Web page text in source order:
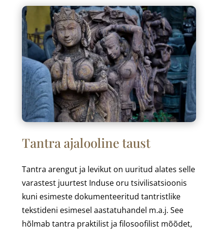
Tantra ajalooline taust
Tantra arengut ja levikut on uuritud alates selle
varastest juurtest Induse oru tsivilisatsioonis
kuni esimeste dokumenteeritud tantristlike
tekstideni esimesel aastatuhandel m.a.j. See
hõlmab tantra praktilist ja filosoofilist mõõdet,